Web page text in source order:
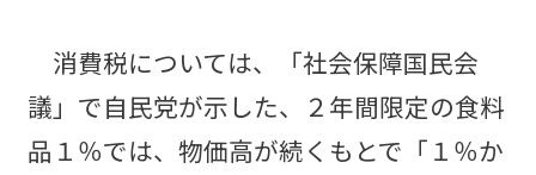
消費税については、「社会保障国民会
議」で自民党が示した、２年間限定の食料
品１％では、物価高が続くもとで「１％か